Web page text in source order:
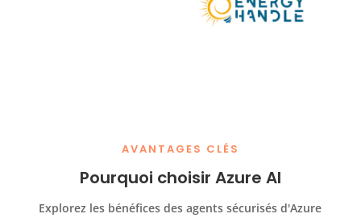
AVANTAGES CLÉS
Pourquoi choisir Azure AI
Explorez les bénéfices des agents sécurisés d'Azure